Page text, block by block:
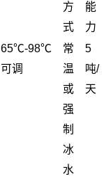
方
式
能
力
65℃-98℃
可调
常
温
或
强
制
冰
水
5
吨/
天